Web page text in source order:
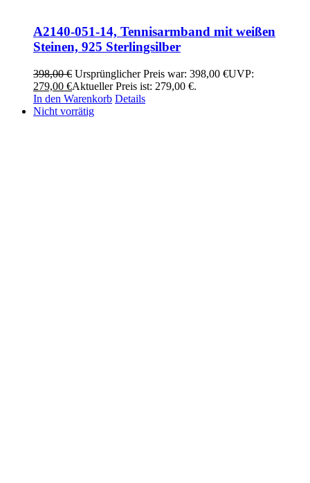
A2140-051-14, Tennisarmband mit weißen
Steinen, 925 Sterlingsilber
398,00€ Ursprünglicher Preis war: 398,00 €UVP:
279,00 €Aktueller Preis ist: 279,00 €.
In den Warenkorb Details
Nicht vorrätig